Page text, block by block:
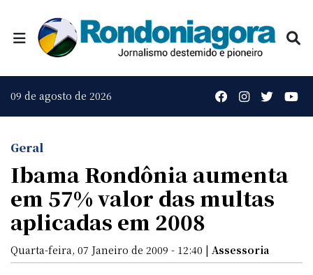
09 de agosto de 2026
Geral
Ibama Rondônia aumenta
em 57% valor das multas
aplicadas em 2008
Quarta-feira, 07 Janeiro de 2009 - 12:40 | Assessoria